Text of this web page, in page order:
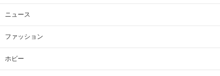
ニュース
ファッション
ホビー